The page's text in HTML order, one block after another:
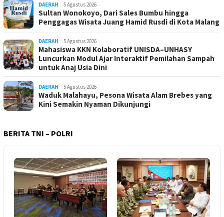
DAERAH 5 Agustus 2026
Sultan Wonokoyo, Dari Sales Bumbu hingga
Penggagas Wisata Juang Hamid Rusdi di Kota Malang
DAERAH 5 Agustus 2026
Mahasiswa KKN Kolaboratif UNISDA–UNHASY
Luncurkan Modul Ajar Interaktif Pemilahan Sampah
untuk Anaj Usia Dini
DAERAH 5 Agustus 2026
Waduk Malahayu, Pesona Wisata Alam Brebes yang
Kini Semakin Nyaman Dikunjungi
BERITA TNI – POLRI